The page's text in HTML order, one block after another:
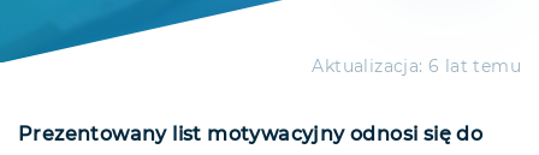
Aktualizacja: 6 lat temu
Prezentowany list motywacyjny odnosi się do